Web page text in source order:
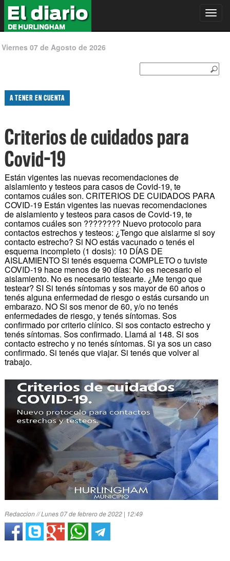
Viernes 07 de Agosto de 2026
A TENER EN CUENTA
Criterios de cuidados para
Covid-19
Están vigentes las nuevas recomendaciones de
aislamiento y testeos para casos de Covid-19, te
contamos cuáles son. CRITERIOS DE CUIDADOS PARA
COVID-19 Están vigentes las nuevas recomendaciones
de aislamiento y testeos para casos de Covid-19, te
contamos cuáles son ???????? Nuevo protocolo para
contactos estrechos y testeos: ¿Tengo que aislarme si soy
contacto estrecho? Si NO estás vacunado o tenés el
esquema incompleto (1 dosis): 10 DÍAS DE
AISLAMIENTO Si tenés esquema COMPLETO o tuviste
COVID-19 hace menos de 90 días: No es necesario el
aislamiento. No es necesario testearte. ¿Me tengo que
testear? SI Si tenés síntomas y sos mayor de 60 años o
tenés alguna enfermedad de riesgo o estás cursando un
embarazo. NO Si sos menor de 60, y/o no tenés
enfermedades de riesgo, y tenés síntomas. Sos
confirmado por criterio clínico. Si sos contacto estrecho y
tenés síntomas. Sos confirmado. Llamá al 148. Si sos
contacto estrecho y no tenés síntomas. Si ya sos un caso
confirmado. Si tenés que viajar. Si tenés que volver al
trabajo.
Redaccion // Lunes 07 de febrero de 2022 | 12:49